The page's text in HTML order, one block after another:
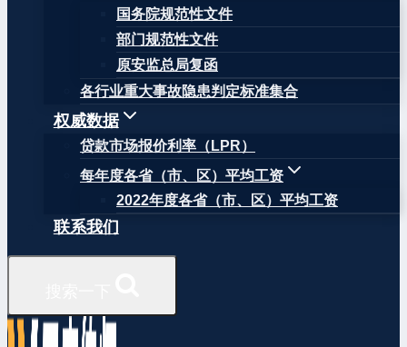
国务院规范性文件
部门规范性文件
原安监总局复函
各行业重大事故隐患判定标准集合
权威数据
贷款市场报价利率（LPR）
每年度各省（市、区）平均工资
2022年度各省（市、区）平均工资
联系我们